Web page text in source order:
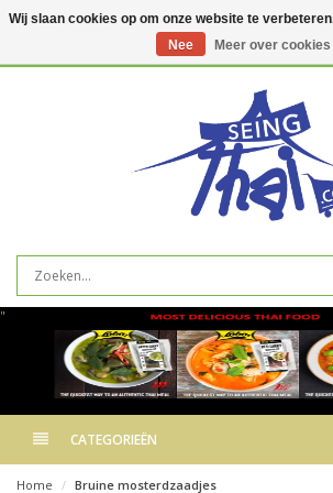
"
CATEGORIEËN
Home Bruine mosterdzaadjes
Wij slaan cookies op om onze website te
Nee
Meer over cookies